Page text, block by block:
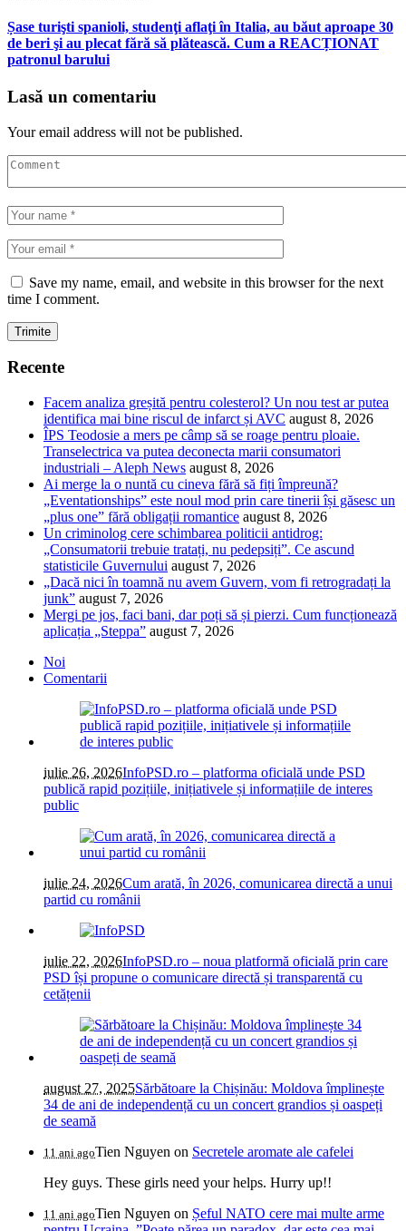
Șase turişti spanioli, studenţi aflaţi în Italia, au băut aproape 30
de beri şi au plecat fără să plătească. Cum a REACȚIONAT
patronul barului
Lasă un comentariu
Your email address will not be published.
Save my name, email, and website in this browser for the next
time I comment.
Recente
Facem analiza greșită pentru colesterol? Un nou test ar putea
identifica mai bine riscul de infarct și AVC august 8, 2026
ÎPS Teodosie a mers pe câmp să se roage pentru ploaie.
Transelectrica va putea deconecta marii consumatori
industriali – Aleph News august 8, 2026
Ai merge la o nuntă cu cineva fără să fiți împreună?
„Eventationships” este noul mod prin care tinerii își găsesc un
„plus one” fără obligații romantice august 8, 2026
Un criminolog cere schimbarea politicii antidrog:
„Consumatorii trebuie tratați, nu pedepsiți”. Ce ascund
statisticile Guvernului august 7, 2026
„Dacă nici în toamnă nu avem Guvern, vom fi retrogradați la
junk” august 7, 2026
Mergi pe jos, faci bani, dar poți să și pierzi. Cum funcționează
aplicația „Steppa” august 7, 2026
Noi
Comentarii
iulie 26, 2026InfoPSD.ro – platforma oficială unde PSD
publică rapid pozițiile, inițiativele și informațiile de interes
public
iulie 24, 2026Cum arată, în 2026, comunicarea directă a unui
partid cu românii
iulie 22, 2026InfoPSD.ro – noua platformă oficială prin care
PSD își propune o comunicare directă și transparentă cu
cetățenii
august 27, 2025Sărbătoare la Chișinău: Moldova împlinește
34 de ani de independență cu un concert grandios și oaspeți
de seamă
11 ani agoTien Nguyen on Secretele aromate ale cafelei
Hey guys. These girls need your helps. Hurry up!!
11 ani agoTien Nguyen on Șeful NATO cere mai multe arme